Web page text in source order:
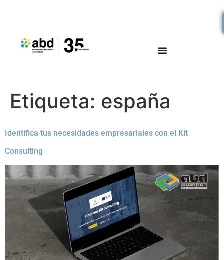
Etiqueta: españa
Identifica tus necesidades empresariales con el Kit
Consulting